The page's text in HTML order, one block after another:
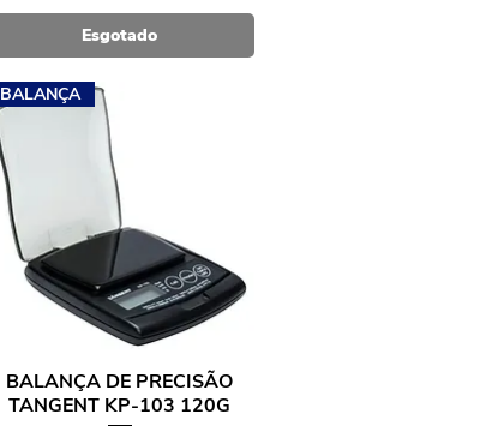
Esgotado
Visualização rápida
BALANÇA
BALANÇA DE PRECISÃO
TANGENT KP-103 120G